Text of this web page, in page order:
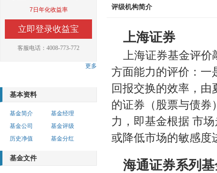
评级机构简介
上海证券
上海证券基金评
方面能力的评价：一
回报交换的效率，由
的证券（股票与债券
力，即基金根据 市
或降低市场的敏感度
海通证券系列
7日年化收益率
立即登录收益宝
客服电话：4008-773-772
更多
基本资料
基金简介
基金经理
基金公司
基金评级
历史净值
基金分红
基金文件